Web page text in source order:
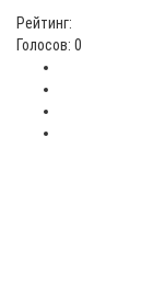
Рейтинг:
Голосов: 0